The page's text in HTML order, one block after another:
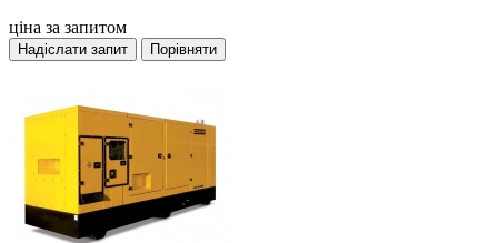
ціна за запитом
Надіслати запит Порівняти